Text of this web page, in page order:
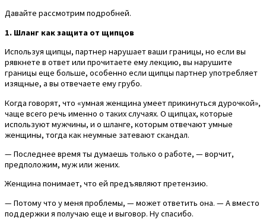
Давайте рассмотрим подробней.
1. Шланг как защита от щипцов
Используя щипцы, партнер нарушает ваши границы, но если вы
рявкнете в ответ или прочитаете ему лекцию, вы нарушите
границы еще больше, особенно если щипцы партнер употребляет
изящные, а вы отвечаете ему грубо.
Когда говорят, что «умная женщина умеет прикинуться дурочкой»,
чаще всего речь именно о таких случаях. О щипцах, которые
используют мужчины, и о шланге, которым отвечают умные
женщины, тогда как неумные затевают скандал.
— Последнее время ты думаешь только о работе, — ворчит,
предположим, муж или жених.
Женщина понимает, что ей предъявляют претензию.
— Потому что у меня проблемы, — может ответить она. — А вместо
поддержки я получаю еще и выговор. Ну спасибо.